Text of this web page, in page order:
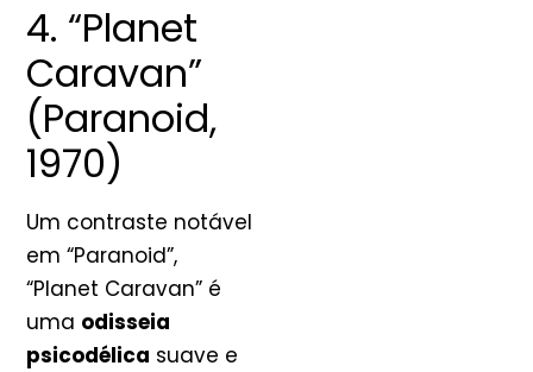
4. “Planet
Caravan”
(Paranoid,
1970)
Um contraste notável
em “Paranoid”,
“Planet Caravan” é
uma odisseia
psicodélica suave e